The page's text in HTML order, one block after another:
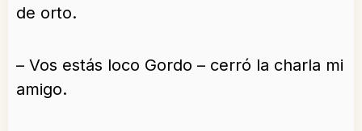
de orto.
– Vos estás loco Gordo – cerró la charla mi
amigo.